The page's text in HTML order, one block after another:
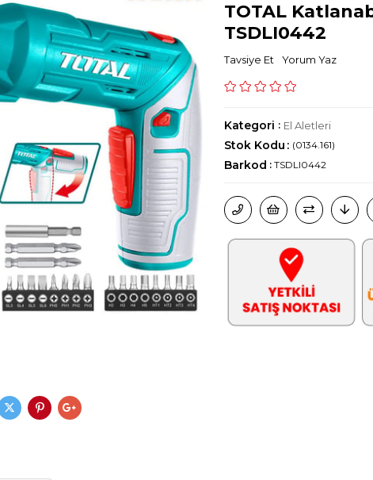
TOTAL
TSDLI0442
Tavsiye Et Yorum Yaz
Kategori : El Aletleri
(0134.161)
Stok Kodu
Barkod : TSDLI0442